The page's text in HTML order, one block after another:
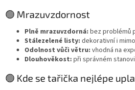
🟢 Mrazuvzdornost
Plně mrazuvzdorná: bez problémů
Stálezelené listy: dekorativní i
Odolnost vůči větru: vhodná na
Dlouhověkost: při správném
🟢 Kde se tařička nejlépe